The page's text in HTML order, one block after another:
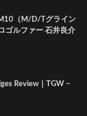
（M/D/Tグライン
ゴルファー 石井良介
Review｜TGW –